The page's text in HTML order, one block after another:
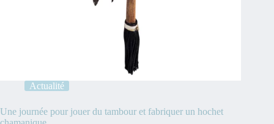
Actualité
Une journée pour jouer du tambour et fabriquer un hochet